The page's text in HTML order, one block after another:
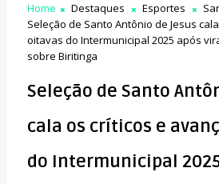
Home Destaques Esportes
Seleção de Santo Antônio de Jesus
oitavas do Intermunicipal 2025 após
sobre Biritinga
Seleção de Santo
cala os críticos e
do Intermunicipal